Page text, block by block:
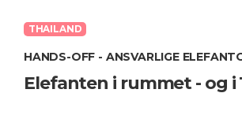
THAILAND
HANDS-OFF - ANSVARLIGE
Elefanten i rummet - og i